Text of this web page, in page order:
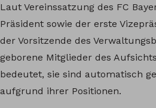
Laut Vereinssatzung des FC
Präsident sowie der erste
der Vorsitzende des
geborene Mitglieder des
bedeutet, sie sind automatisch
aufgrund ihrer Positionen.